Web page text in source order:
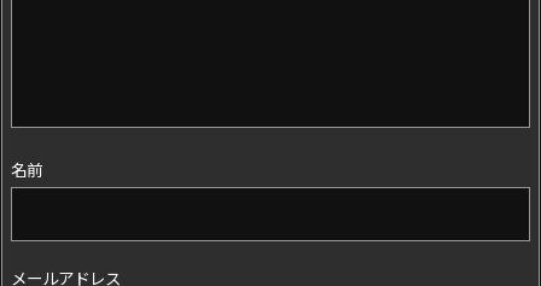
名前
メールアドレス